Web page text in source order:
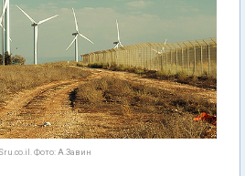
Фото: А.Завин